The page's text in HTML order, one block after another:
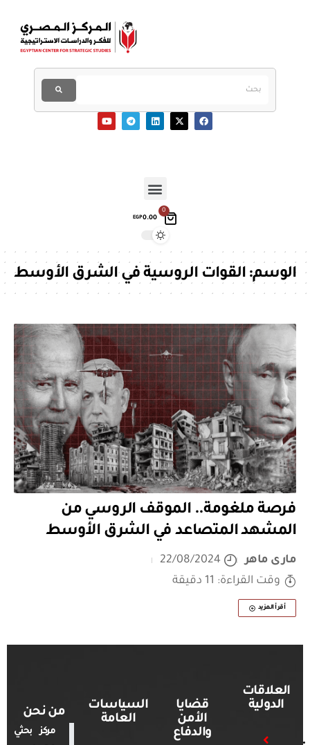
0
EGP0.00
الوسم:القوات الروسية في الشرق الأوسط
فرصة ملغومة.. الموقف الروسي من
المشهد المتصاعد في الشرق الأوسط
مارى ماهر
22/08/2024
وقت القراءة: 11 دقيقة
أقرأ المزيد
العلاقات
الدولية
قضايا
الأمن
والدفاع
السياسات
العامة
من نحن
مركز بحثي